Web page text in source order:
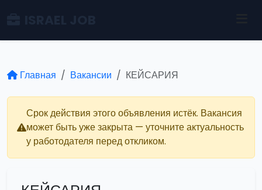
Главная Вакансии КЕЙСАРИЯ
Срок действия этого объявления истёк. Вакансия
может быть уже закрыта — уточните актуальность
у работодателя перед откликом.